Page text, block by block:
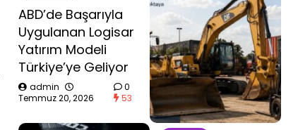
ABD’de Başarıyla
Uygulanan Logisar
Yatırım Modeli
Türkiye’ye Geliyor
admin
Temmuz 20, 2026
0
53